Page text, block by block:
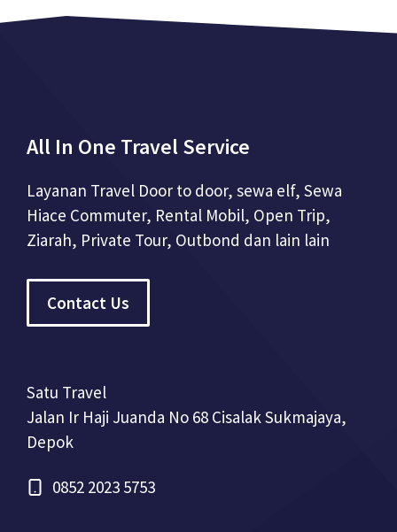
All In One Travel Service
Layanan Travel Door to door, sewa elf, Sewa
Hiace Commuter, Rental Mobil, Open Trip,
Ziarah, Private Tour, Outbond dan lain lain
Contact Us
Satu Travel
Jalan Ir Haji Juanda No 68 Cisalak Sukmajaya,
Depok
0852 2023 5753